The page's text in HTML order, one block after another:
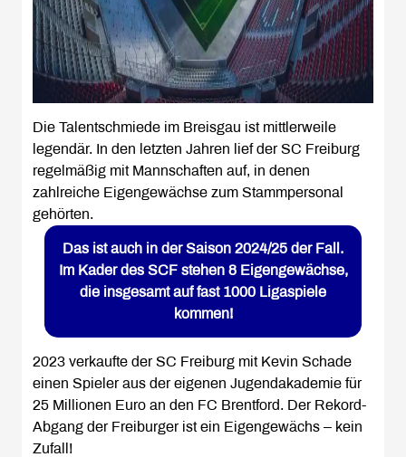
Die Talentschmiede im Breisgau ist mittlerweile
legendär. In den letzten Jahren lief der SC Freiburg
regelmäßig mit Mannschaften auf, in denen
zahlreiche Eigengewächse zum Stammpersonal
gehörten.
Das ist auch in der Saison 2024/25 der Fall.
Im Kader des SCF stehen 8 Eigengewächse,
die insgesamt auf fast 1000 Ligaspiele
kommen!
2023 verkaufte der SC Freiburg mit Kevin Schade
einen Spieler aus der eigenen Jugendakademie für
25 Millionen Euro an den FC Brentford. Der Rekord-
Abgang der Freiburger ist ein Eigengewächs – kein
Zufall!